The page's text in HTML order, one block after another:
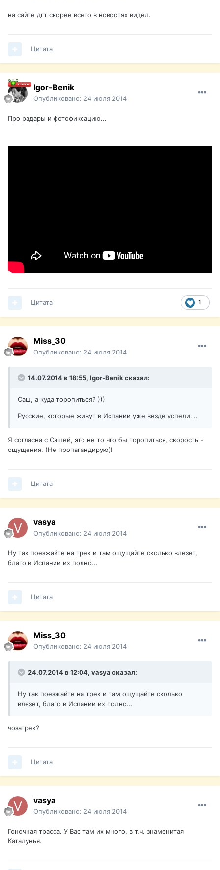
на сайте дгт скорее всего в новостях видел.
Цитата
Igor-Benik
Опубликовано: 24 июля 2014
Про радары и фотофиксацию...
1
Цитата
Miss_30
Опубликовано: 24 июля 2014
14.07.2014 в 18:55, Igor-Benik сказал:
Саш, а куда торопиться? )))
Русские, которые живут в Испании уже везде успели....
Я согласна с Сашей, это не то что бы торопиться, скорость -
ощущения. (Не пропагандирую)!
Цитата
vasya
Опубликовано: 24 июля 2014
Ну так поезжайте на трек и там ощущайте сколько влезет,
благо в Испании их полно...
Цитата
Miss_30
Опубликовано: 24 июля 2014
24.07.2014 в 12:04, vasya сказал:
Ну так поезжайте на трек и там ощущайте сколько
влезет, благо в Испании их полно...
чозатрек?
Цитата
vasya
Опубликовано: 24 июля 2014
Гоночная трасса. У Вас там их много, в т.ч. знаменитая
Каталунья.